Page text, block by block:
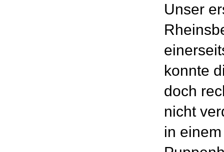
Unser
konnte
doch
nicht
in